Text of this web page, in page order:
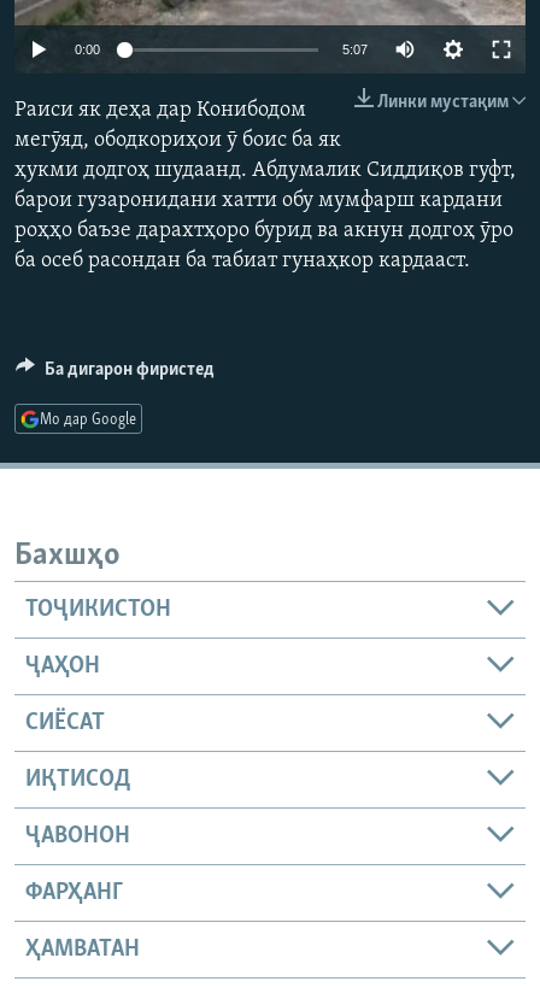
ГУЗОРИШҲОИ РАДИОӢ
Русский
ПАЙГИРӢ КУНЕД
Ҳамаи сомонаҳои RFE/RL
Auto 240p 360p 480p
720p 1080p
0:00 5:07
480p
720p
1080p
Линки мустақим
Раиси як деҳа дар Конибодом
мегӯяд, ободкориҳои ӯ боис ба як
ҳукми додгоҳ шудаанд. Абдумалик Сиддиқов гуфт,
барои гузаронидани хатти обу мумфарш кардани
роҳҳо баъзе дарахтҳоро бурид ва акнун додгоҳ ӯро
ба осеб расондан ба табиат гунаҳкор кардааст.
Ба дигарон фиристед
Мо дар Google
Бахшҳо
ТОҶИКИСТОН
ҶАҲОН
СИЁСАТ
ИҚТИСОД
ҶАВОНОН
ФАРҲАНГ
ҲАМВАТАН